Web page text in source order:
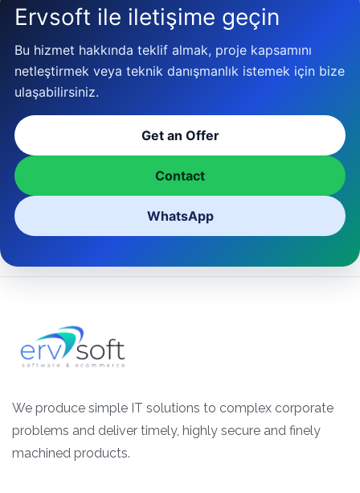
Ervsoft ile iletişime geçin
Bu hizmet hakkında teklif almak, proje kapsamını
netleştirmek veya teknik danışmanlık istemek için bize
ulaşabilirsiniz.
Get an Offer
Contact
WhatsApp
We produce simple IT solutions to complex corporate
problems and deliver timely, highly secure and finely
machined products.